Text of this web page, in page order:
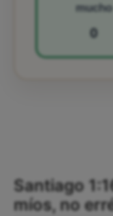
mucho
0
Santiago
míos, no